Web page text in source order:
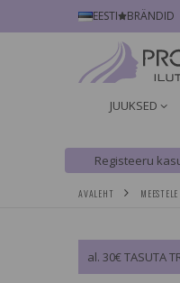
EESTI BRÄNDID
JUUKSED
Registeeru
AVALEHT MEESTELE
al. 30€ TASUTA